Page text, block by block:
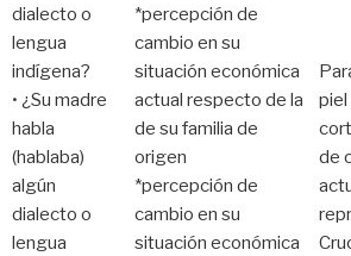
dialecto o
lengua
indígena?
• ¿Su madre
habla
(hablaba)
algún
dialecto o
lengua
*percepción de
cambio en su
situación económica
actual respecto de la
de su familia de
origen
*percepción de
cambio en su
situación económica
piel
de